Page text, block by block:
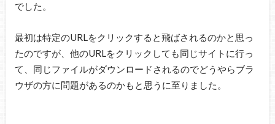
でした。
最初は特定のURLをクリックすると飛ばされるのかと思っ
たのですが、他のURLをクリックしても同じサイトに行っ
て、同じファイルがダウンロードされるのでどうやらブラ
ウザの方に問題があるのかもと思うに至りました。